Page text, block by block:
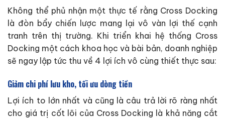
Không thể phủ nhận một thực tế rằng Cross Docking
là đòn bẩy chiến lược mang lại vô vàn lợi thế cạnh
tranh trên thị trường. Khi triển khai hệ thống Cross
Docking một cách khoa học và bài bản, doanh nghiệp
sẽ ngay lập tức thu về 4 lợi ích vô cùng thiết thực sau:
Giảm chi phí lưu kho, tối ưu dòng tiền
Lợi ích to lớn nhất và cũng là câu trả lời rõ ràng nhất
cho giá trị cốt lõi của Cross Docking là khả năng cắt